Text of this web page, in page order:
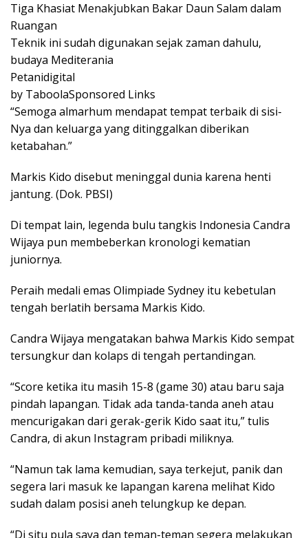
Tiga Khasiat Menakjubkan Bakar Daun Salam dalam
Ruangan
Teknik ini sudah digunakan sejak zaman dahulu,
budaya Mediterania
Petanidigital
by TaboolaSponsored Links
“Semoga almarhum mendapat tempat terbaik di sisi-
Nya dan keluarga yang ditinggalkan diberikan
ketabahan.”
Markis Kido disebut meninggal dunia karena henti
jantung. (Dok. PBSI)
Di tempat lain, legenda bulu tangkis Indonesia Candra
Wijaya pun membeberkan kronologi kematian
juniornya.
Peraih medali emas Olimpiade Sydney itu kebetulan
tengah berlatih bersama Markis Kido.
Candra Wijaya mengatakan bahwa Markis Kido sempat
tersungkur dan kolaps di tengah pertandingan.
“Score ketika itu masih 15-8 (game 30) atau baru saja
pindah lapangan. Tidak ada tanda-tanda aneh atau
mencurigakan dari gerak-gerik Kido saat itu,” tulis
Candra, di akun Instagram pribadi miliknya.
“Namun tak lama kemudian, saya terkejut, panik dan
segera lari masuk ke lapangan karena melihat Kido
sudah dalam posisi aneh telungkup ke depan.
“Di situ pula saya dan teman-teman segera melakukan